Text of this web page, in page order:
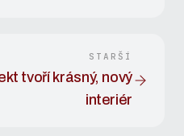
STARŠÍ
tvoří krásný, nový
interiér